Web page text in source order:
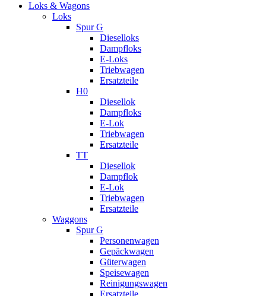
Loks & Wagons
Loks
Spur G
Dieselloks
Dampfloks
E-Loks
Triebwagen
Ersatzteile
H0
Diesellok
Dampfloks
E-Lok
Triebwagen
Ersatzteile
TT
Diesellok
Dampflok
E-Lok
Triebwagen
Ersatzteile
Waggons
Spur G
Personenwagen
Gepäckwagen
Güterwagen
Speisewagen
Reinigungswagen
Ersatzteile